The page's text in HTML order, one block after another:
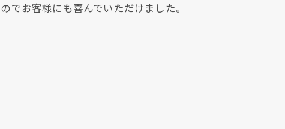
でお客様にも喜んでいただけました。